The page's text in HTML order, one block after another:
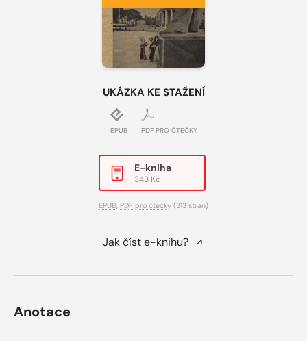
UKÁZKA KE STAŽENÍ
EPUB PDF PRO ČTEČKY
E-kniha
343 Kč
EPUB, PDF pro čtečky (313 stran)
Jak číst e-knihu?
Anotace